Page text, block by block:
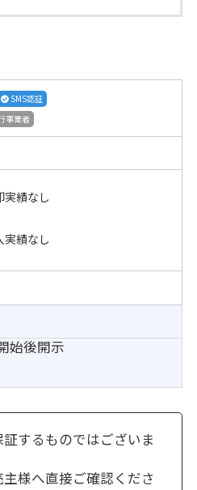
SMS認証
事業者
実績なし
実績なし
始後開示
するものではございま
様へ直接ご確認くださ